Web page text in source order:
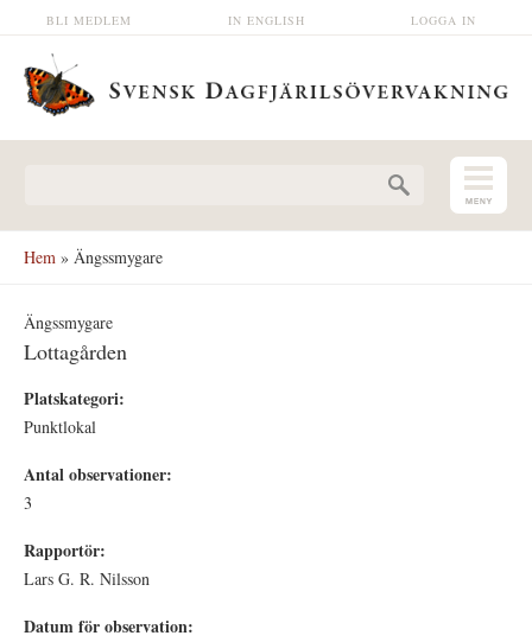
Hoppa till huvudinnehåll LOGGA IN
IN ENGLISH
BLI MEDLEM
Hem » Ängssmygare
Ängssmygare
Lottagården
Platskategori:
Punktlokal
Antal observationer:
3
Rapportör:
Lars G. R. Nilsson
Datum för observation: